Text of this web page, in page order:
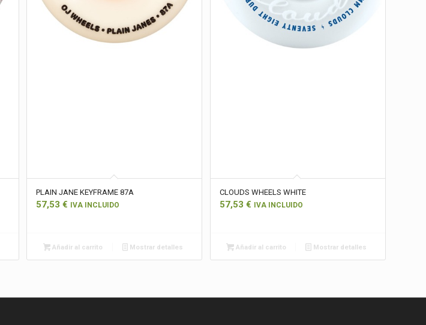
PLAIN JANE KEYFRAME 87A
57,53€ IVA INCLUIDO
Añadir al carrito Mostrar detalles
CLOUDS WHEELS WHITE
57,53 € IVA INCLUIDO
Añadir al carrito Mostrar detalles